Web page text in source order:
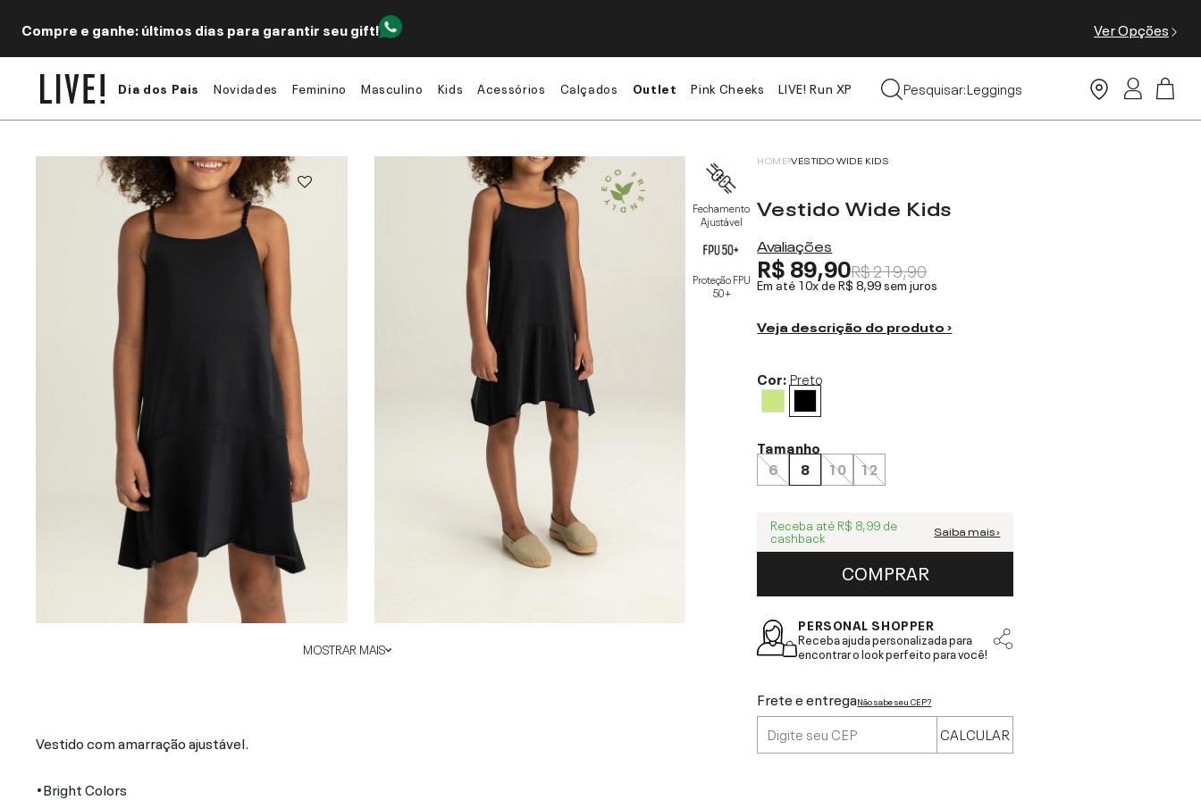
Compre e ganhe: últimos dias para garantir seu gift! Ver Opções
Dia dos Pais Novidades Feminino Masculino Kids Acessórios Calçados Outlet Pink Cheeks LIVE! Run XP
Pesquisar:
Tops
Leggings
MOSTRAR MAIS
Fechamento
Ajustável
Proteção FPU
50+
Vestido com amarração ajustável.
•Bright Colors
HOME VESTIDO WIDE KIDS
Vestido Wide Kids
Avaliações
R$ 89,90R$ 219,90
Em até 10x deR$ 8,99sem juros
Veja descrição do produto ›
Cor:Preto
Tamanho
6
8 10 12
Receba até R$ 8,99 de
cashback Saiba mais ›
COMPRAR
PERSONAL SHOPPER
Receba ajuda personalizada para
encontrar o look perfeito para você!
Frete e entregaNão sabe seu CEP?
CALCULAR